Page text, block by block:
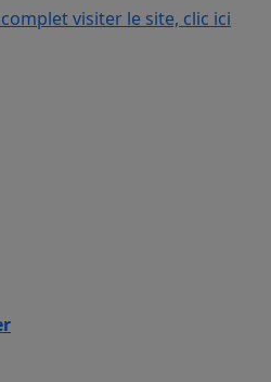
visiter le site, clic ici